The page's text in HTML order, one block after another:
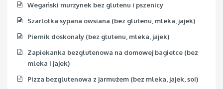
Wegański murzynek bez glutenu i pszenicy
Szarlotka sypana owsiana (bez glutenu, mleka, jajek)
Piernik doskonały (bez glutenu, mleka, jajek)
Zapiekanka bezglutenowa na domowej bagietce (bez
mleka i jajek)
Pizza bezglutenowa z jarmużem (bez mleka, jajek, soi)